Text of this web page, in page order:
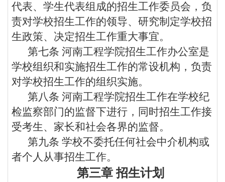
代表、学生代表组成的招生工作委员会，负
责对学校招生工作的领导、研究制定学校招
生政策、决定招生工作重大事宜。
第七条 河南工程学院招生工作办公室是
学校组织和实施招生工作的常设机构，负责
对学校招生工作的组织实施。
第八条 河南工程学院招生工作在学校纪
检监察部门的监督下进行，同时招生工作接
受考生、家长和社会各界的监督。
第九条 学校不委托任何社会中介机构或
者个人从事招生工作。
第三章 招生计划